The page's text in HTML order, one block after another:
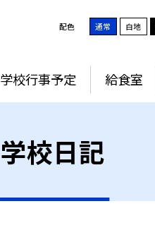
配色 通常 白地
学校行事予定 給食室
学校日記